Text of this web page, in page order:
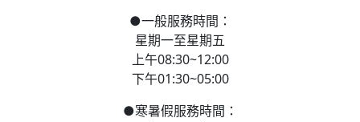
●一般服務時間：
星期一至星期五
上午08:30~12:00
下午01:30~05:00
●寒暑假服務時間：